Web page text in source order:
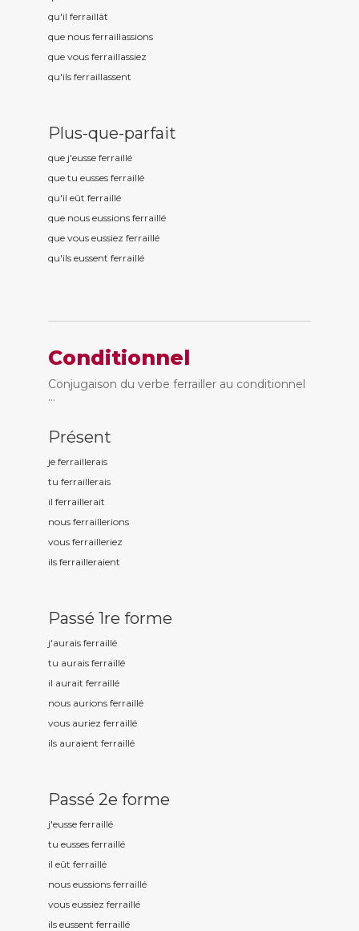
qu'il ferraillât
que nous ferraillassions
que vous ferraillassiez
qu'ils ferraillassent
Plus-que-parfait
que j'eusse ferraillé
que tu eusses ferraillé
qu'il eût ferraillé
que nous eussions ferraillé
que vous eussiez ferraillé
qu'ils eussent ferraillé
Conditionnel
Conjugaison du verbe ferrailler au conditionnel
...
Présent
je ferraillerais
tu ferraillerais
il ferraillerait
nous ferraillerions
vous ferrailleriez
ils ferrailleraient
Passé 1re forme
j'aurais ferraillé
tu aurais ferraillé
il aurait ferraillé
nous aurions ferraillé
vous auriez ferraillé
ils auraient ferraillé
Passé 2e forme
j'eusse ferraillé
tu eusses ferraillé
il eût ferraillé
nous eussions ferraillé
vous eussiez ferraillé
ils eussent ferraillé